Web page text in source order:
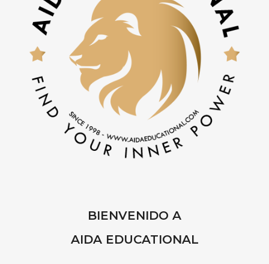
BIENVENIDO A
AIDA EDUCATIONAL